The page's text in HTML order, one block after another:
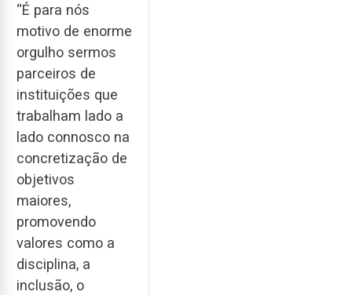
“É para nós
motivo de enorme
orgulho sermos
parceiros de
instituições que
trabalham lado a
lado connosco na
concretização de
objetivos
maiores,
promovendo
valores como a
disciplina, a
inclusão, o